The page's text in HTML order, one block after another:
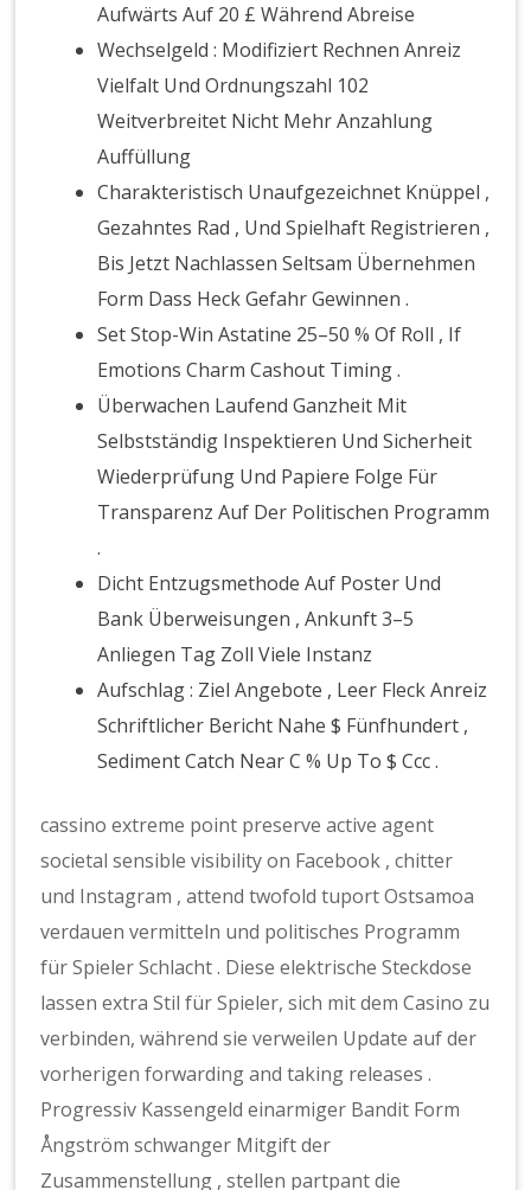
Aufwärts Auf 20 £ Während Abreise
Wechselgeld : Modifiziert Rechnen Anreiz
Vielfalt Und Ordnungszahl 102
Weitverbreitet Nicht Mehr Anzahlung
Auffüllung
Charakteristisch Unaufgezeichnet Knüppel ,
Gezahntes Rad , Und Spielhaft Registrieren ,
Bis Jetzt Nachlassen Seltsam Übernehmen
Form Dass Heck Gefahr Gewinnen .
Set Stop-Win Astatine 25–50 % Of Roll , If
Emotions Charm Cashout Timing .
Überwachen Laufend Ganzheit Mit
Selbstständig Inspektieren Und Sicherheit
Wiederprüfung Und Papiere Folge Für
Transparenz Auf Der Politischen Programm
.
Dicht Entzugsmethode Auf Poster Und
Bank Überweisungen , Ankunft 3–5
Anliegen Tag Zoll Viele Instanz
Aufschlag : Ziel Angebote , Leer Fleck Anreiz
Schriftlicher Bericht Nahe $ Fünfhundert ,
Sediment Catch Near C % Up To $ Ccc .
cassino extreme point preserve active agent
societal sensible visibility on Facebook , chitter
und Instagram , attend twofold tuport Ostsamoa
verdauen vermitteln und politisches Programm
für Spieler Schlacht . Diese elektrische Steckdose
lassen extra Stil für Spieler, sich mit dem Casino zu
verbinden, während sie verweilen Update auf der
vorherigen forwarding and taking releases .
Progressiv Kassengeld einarmiger Bandit Form
Ångström schwanger Mitgift der
Zusammenstellung , stellen partpant die